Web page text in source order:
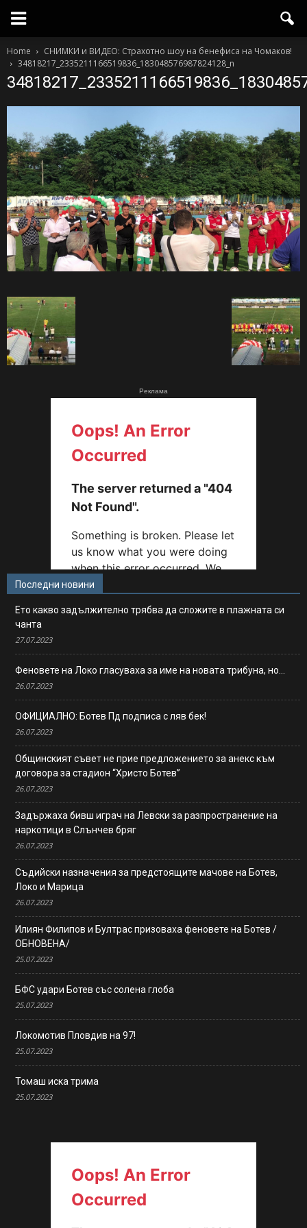
Home
СНИМКИ и ВИДЕО: Страхотно шоу на бенефиса на Чомаков!
34818217_2335211166519836_183048576987824128_n
Реклама
Последни новини
Ето какво задължително трябва да сложите в плажната си
чанта
27.07.2023
Феновете на Локо гласуваха за име на новата трибуна, но…
26.07.2023
ОФИЦИАЛНО: Ботев Пд подписа с ляв бек!
26.07.2023
Общинският съвет не прие предложението за анекс към
договора за стадион “Христо Ботев”
26.07.2023
Задържаха бивш играч на Левски за разпространение на
наркотици в Слънчев бряг
26.07.2023
Съдийски назначения за предстоящите мачове на Ботев,
Локо и Марица
26.07.2023
Илиян Филипов и Бултрас призоваха феновете на Ботев /
ОБНОВЕНА/
25.07.2023
БФС удари Ботев със солена глоба
25.07.2023
Локомотив Пловдив на 97!
25.07.2023
Томаш иска трима
25.07.2023